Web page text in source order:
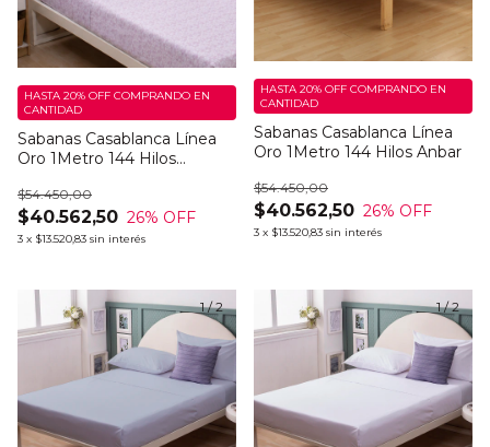
Sabanas Casablanca Línea
Oro 1Metro 144 Hilos
$40.562,50
$54.450,00
26% OFF
3 x $13.520,83 sin interés
HASTA 20% OFF COMPRANDO EN
CANTIDAD
Sabanas Casablanca Línea
Oro 1Metro 144 Hilos Anbar
$40.562,50
$54.450,00
26% OFF
3 x $13.520,83 sin interés
HASTA 20% OFF COMPRANDO EN
CANTIDAD
1/2 1/2